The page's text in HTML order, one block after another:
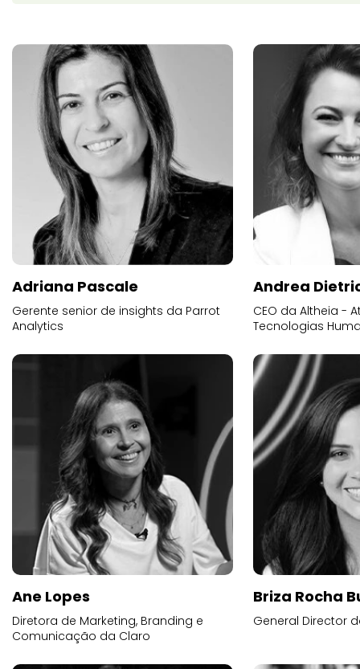
Adriana Pascale
Gerente senior de insights da Parrot
Analytics
Andrea
CEO da Altheia -
Tecnologias
Ane Lopes
Diretora de Marketing, Branding e
Comunicação da Claro
Briza Rocha
General Director